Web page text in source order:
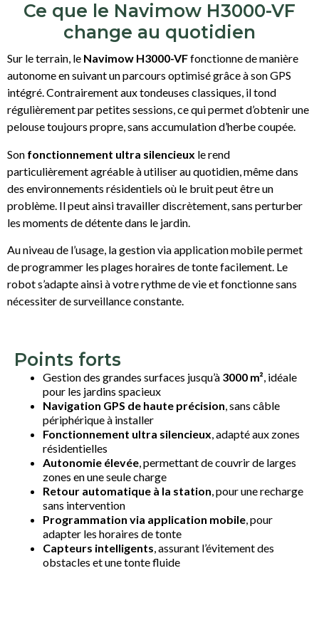
Ce que le Navimow H3000-VF
change au quotidien
Sur le terrain, le Navimow H3000-VFfonctionne de manière
autonome en suivant un parcours optimisé grâce à son GPS
intégré. Contrairement aux tondeuses classiques, il tond
régulièrement par petites sessions, ce qui permet d’obtenir une
pelouse toujours propre, sans accumulation d’herbe coupée.
Son fonctionnement ultra silencieux le rend
particulièrement agréable à utiliser au quotidien, même dans
des environnements résidentiels où le bruit peut être un
problème. Il peut ainsi travailler discrètement, sans perturber
les moments de détente dans le jardin.
Au niveau de l’usage, la gestion via application mobile permet
de programmer les plages horaires de tonte facilement. Le
robot s’adapte ainsi à votre rythme de vie et fonctionne sans
nécessiter de surveillance constante.
Points forts
Gestion des grandes surfaces jusqu’à 3000 m², idéale
pour les jardins spacieux
Navigation GPS de haute précision, sans câble
périphérique à installer
Fonctionnement ultra silencieux, adapté aux zones
résidentielles
Autonomie élevée, permettant de couvrir de larges
zones en une seule charge
Retour automatique à la station, pour une recharge
sans intervention
Programmation via application mobile, pour
adapter les horaires de tonte
Capteurs intelligents, assurant l’évitement des
obstacles et une tonte fluide